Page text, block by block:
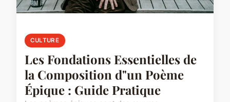
CULTURE
Les Fondations Essentielles de
la Composition d"un Poème
Épique : Guide Pratique